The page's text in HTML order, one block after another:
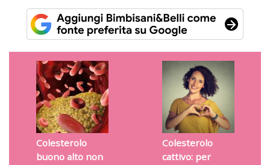
Colesterolo
buono alto non
Colesterolo
cattivo: per